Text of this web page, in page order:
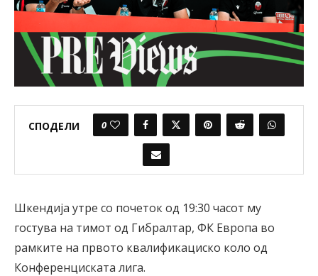
СПОДЕЛИ 0
Шкендија утре со почеток од 19:30 часот му
гостува на тимот од Гибралтар, ФК Европа во
рамките на првото квалификациско коло од
Конференциската лига.